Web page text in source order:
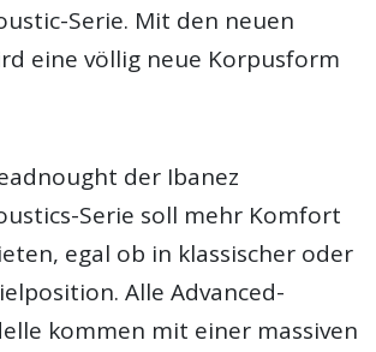
Serie. Mit den neuen
eine völlig neue Korpusform
der Ibanez
Serie soll mehr Komfort
egal ob in klassischer oder
Alle Advanced-
kommen mit einer massiven